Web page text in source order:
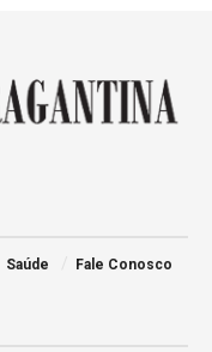
Saúde Fale Conosco